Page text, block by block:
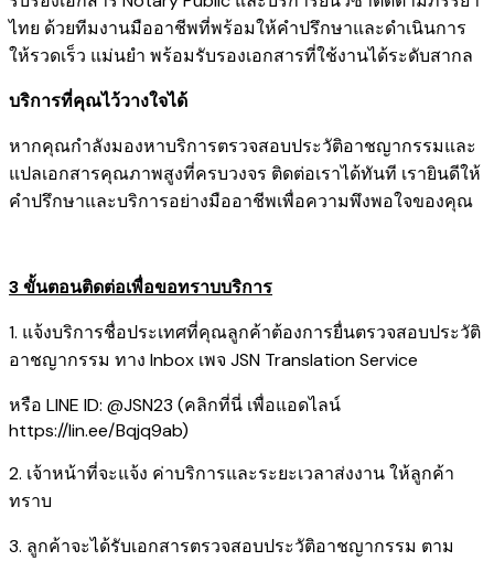
ไทย ด้วยทีมงานมืออาชีพที่พร้อมให้คำปรึกษาและดำเนินการ
ให้รวดเร็ว แม่นยำ พร้อมรับรองเอกสารที่ใช้งานได้ระดับสากล
บริการที่คุณไว้วางใจได้
หากคุณกำลังมองหาบริการตรวจสอบประวัติอาชญากรรมและ
แปลเอกสารคุณภาพสูงที่ครบวงจร ติดต่อเราได้ทันที เรายินดีให้
คำปรึกษาและบริการอย่างมืออาชีพเพื่อความพึงพอใจของคุณ
3 ขั้นตอนติดต่อเพื่อขอทราบบริการ
1. แจ้งบริการชื่อประเทศที่คุณลูกค้าต้องการยื่นตรวจสอบประวัติ
อาชญากรรม ทาง Inbox เพจ JSN Translation Service
หรือ LINE ID: @JSN23 (คลิกที่นี่ เพื่อแอดไลน์
https://lin.ee/Bqjq9ab)
2. เจ้าหน้าที่จะแจ้ง ค่าบริการและระยะเวลาส่งงาน ให้ลูกค้า
ทราบ
3. ลูกค้าจะได้รับเอกสารตรวจสอบประวัติอาชญากรรม ตาม